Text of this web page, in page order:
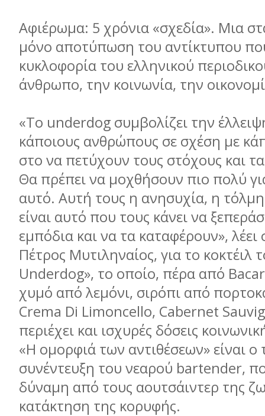
Αφιέρωμα: 5 χρόνια «σχεδία». Μια
μόνο αποτύπωση του αντίκτυπου
κυκλοφορία του ελληνικού
άνθρωπο, την κοινωνία, την
«Το underdog συμβολίζει την
κάποιους ανθρώπους σε σχέση με
στο να πετύχουν τους στόχους και
Θα πρέπει να μοχθήσουν πιο πολύ
αυτό. Αυτή τους η ανησυχία, η
είναι αυτό που τους κάνει να
εμπόδια και να τα καταφέρουν», λέει
Πέτρος Μυτιληναίος, για το κοκτέιλ
Underdog», το οποίο, πέρα από
χυμό από λεμόνι, σιρόπι από
Crema Di Limoncello, Cabernet
περιέχει και ισχυρές δόσεις
«Η ομορφιά των αντιθέσεων» είναι ο
συνέντευξη του νεαρού bartender,
δύναμη από τους αουτσάιντερ της
κατάκτηση της κορυφής.